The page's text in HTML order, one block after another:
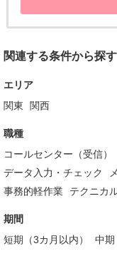
関連する条件から探す
エリア
関東
関西
職種
コールセンター（受信）
データ入力・チェック
事務的軽作業
テクニカ
期間
短期（3カ月以内）
中期